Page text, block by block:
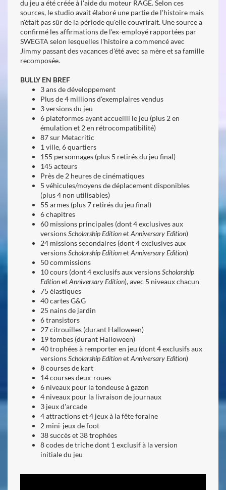
du jeu a été créée à l'aide du moteur RAGE. Selon ces
sources, le studio avait élaboré une partie de l'histoire mais
n'était pas sûr de la période qu'elle couvrirait. Une source a
confirmé les affirmations de l'ex-employé rapportées par
SWEGTA selon lesquelles l'histoire a commencé avec
Jimmy passant des vacances d'été avec sa mère et sa famille
recomposée.
BULLY EN BREF
3 ans de développement
Plus de 4 millions d'exemplaires vendus
3 versions du jeu
6 plateformes ayant accueilli le jeu (plus 2 en
émulation et 2 en rétrocompatibilité)
87 sur Metacritic
1 ville, 6 quartiers
155 personnages (plus 5 retirés du jeu final)
145 acteurs
Près de 2 heures de cinématiques
5 véhicules/moyens de déplacement disponibles
(plus 4 non utilisables)
55 armes (plus 7 retirés du jeu final)
6 chapitres
60 missions principales (dont 4 exclusives aux
versionsScholarship EditionetAnniversary Edition)
24 missions secondaires (dont 4 exclusives aux
versionsScholarship EditionetAnniversary Edition)
50 commissions
10 cours (dont 4 exclusifs aux versionsScholarship
EditionetAnniversary Edition), avec 5 niveaux chacun
75 élastiques
40 cartes G&G
25 nains de jardin
6transistors
27 citrouilles (durant Halloween)
19 tombes (durant Halloween)
40 trophées à remporter en jeu (dont 4 exclusifs aux
versionsScholarship EditionetAnniversary Edition)
8 courses de kart
14 courses deux-roues
6 niveaux pour la tondeuse à gazon
4 niveaux pour la livraison de journaux
3 jeux d'arcade
4 attractions et 4 jeux à la fête foraine
2 mini-jeux de foot
38 succès et 38 trophées
8 codes de triche dont 1 exclusif à la version
initiale du jeu